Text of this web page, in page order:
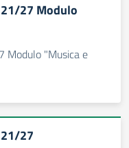
27 Modulo
Modulo "Musica e
27